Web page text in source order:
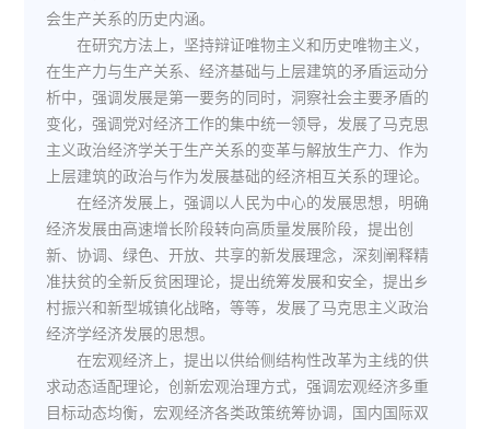
会生产关系的历史内涵。
在研究方法上，坚持辩证唯物主义和历史唯物主义，
在生产力与生产关系、经济基础与上层建筑的矛盾运动分
析中，强调发展是第一要务的同时，洞察社会主要矛盾的
变化，强调党对经济工作的集中统一领导，发展了马克思
主义政治经济学关于生产关系的变革与解放生产力、作为
上层建筑的政治与作为发展基础的经济相互关系的理论。
在经济发展上，强调以人民为中心的发展思想，明确
经济发展由高速增长阶段转向高质量发展阶段，提出创
新、协调、绿色、开放、共享的新发展理念，深刻阐释精
准扶贫的全新反贫困理论，提出统筹发展和安全，提出乡
村振兴和新型城镇化战略，等等，发展了马克思主义政治
经济学经济发展的思想。
在宏观经济上，提出以供给侧结构性改革为主线的供
求动态适配理论，创新宏观治理方式，强调宏观经济多重
目标动态均衡，宏观经济各类政策统筹协调，国内国际双